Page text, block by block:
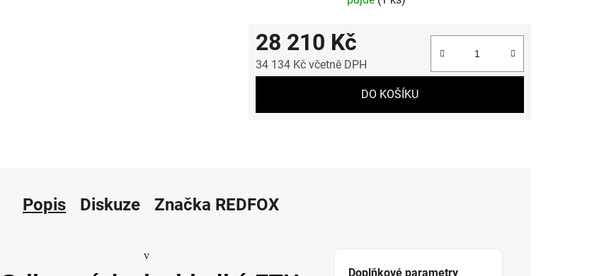
28 210 Kč
34 134 Kč včetně DPH
DO KOŠÍKU
Popis Diskuze Značka REDFOX
v
Doplňkové parametry